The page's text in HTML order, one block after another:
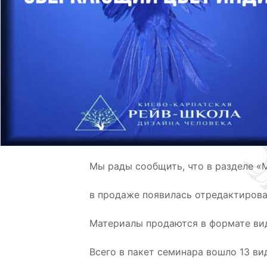
Мы рады сообщить, что в разделе
в продаже появилась
Материалы продаются в формате
Всего в пакет семинара вошло 13